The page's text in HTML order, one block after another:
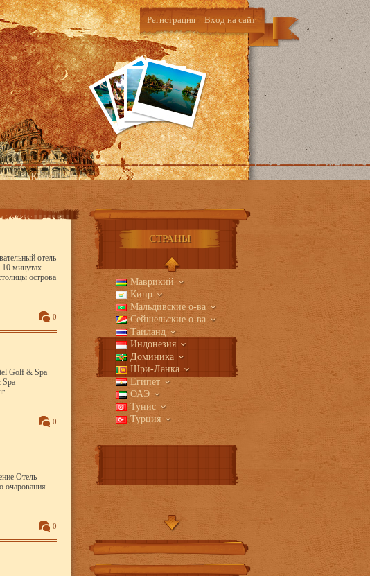
Регистрация Вход на сайт
Контакты
отель
10 минутах
острова
0
Golf & Spa
Spa
0
Отель
очарования
0
СТРАНЫ
Маврикий
Кипр
Мальдивские о-ва
Сейшельские о-ва
Таиланд
Индонезия
Доминика
Шри-Ланка
Египет
ОАЭ
Тунис
Турция
Франция
Италия
Испания
Греция